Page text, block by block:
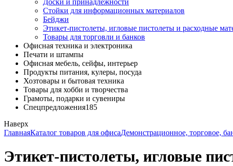
Доски и принадлежности
Стойки для информационных материалов
Бейджи
Этикет-пистолеты, игловые пистолеты и расходные
Товары для торговли и банков
Офисная техника и электроника
Печати и штампы
Офисная мебель, сейфы, интерьер
Продукты питания, кулеры, посуда
Хозтовары и бытовая техника
Товары для хобби и творчества
Грамоты, подарки и сувениры
Спецпредложения185
Наверх
ГлавнаяКаталог товаров для офисаДемонстрационное, торговое,
Этикет-пистолеты, игловые